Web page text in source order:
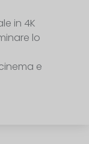
in 4K
lo
e